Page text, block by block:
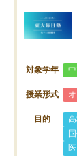
対象学年
授業形式
目的